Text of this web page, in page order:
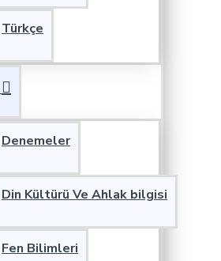
Türkçe
Denemeler
Din Kültürü Ve Ahlak bilgisi
Fen Bilimleri